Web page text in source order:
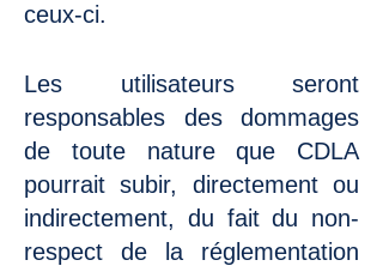
ceux-ci.
Les utilisateurs seront
responsables des dommages
de toute nature que CDLA
pourrait subir, directement ou
indirectement, du fait du non-
respect de la réglementation